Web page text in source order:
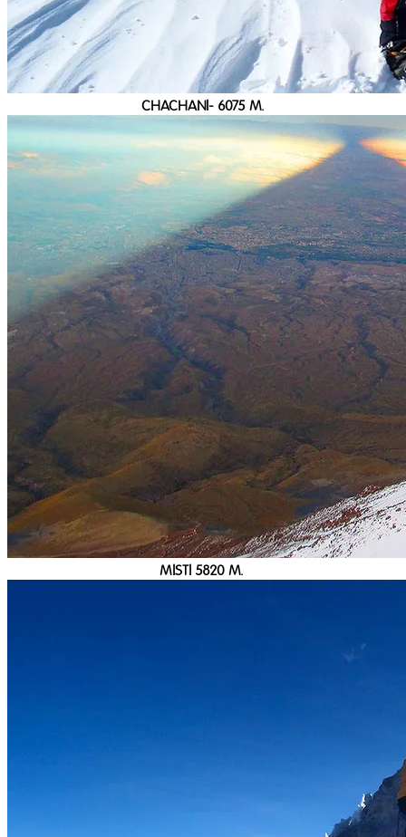
CHACHANI- 6075 M.
MISTI 5820 M.